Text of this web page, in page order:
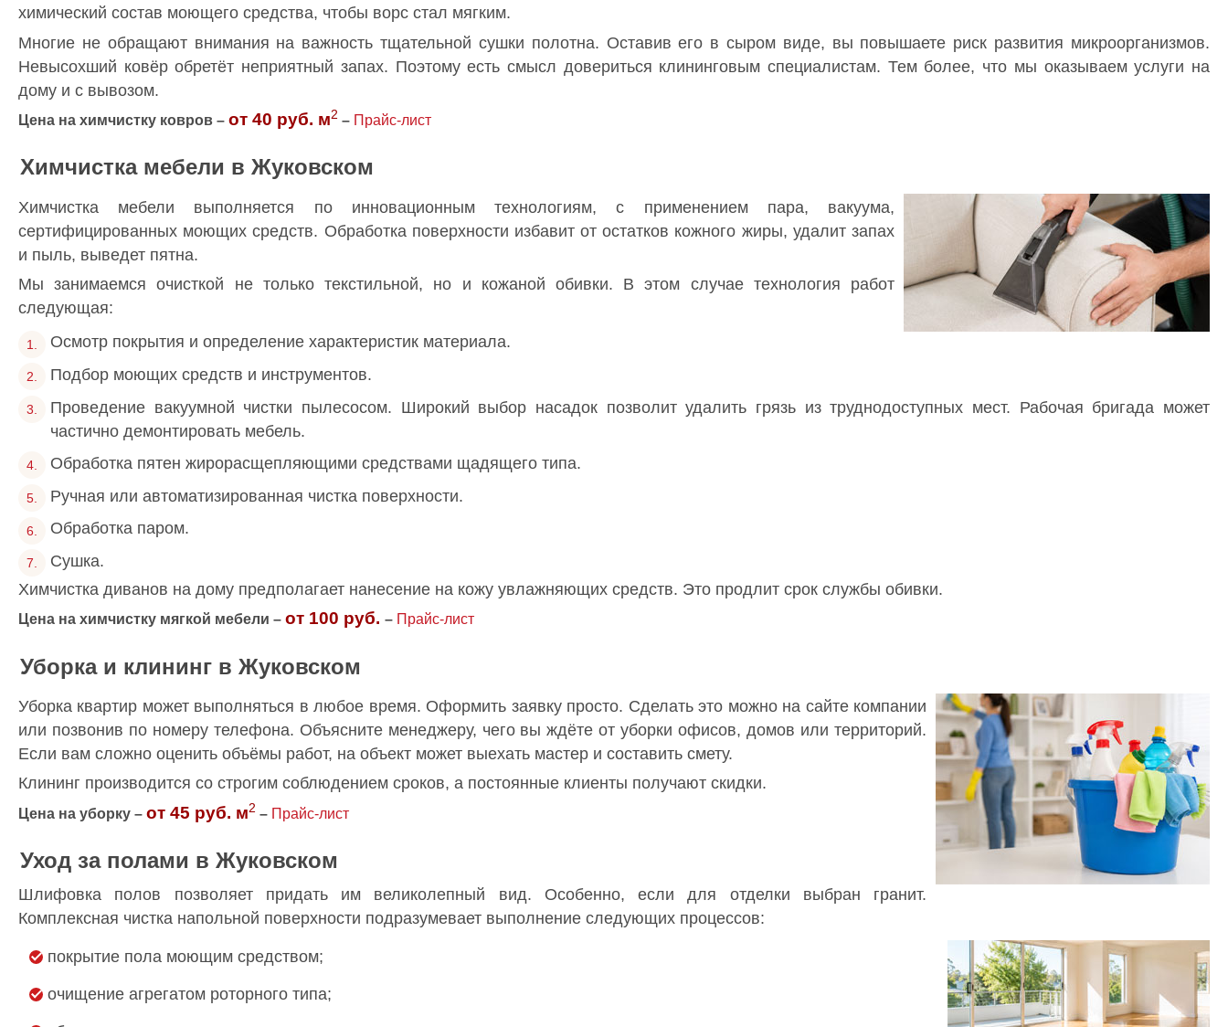
химический состав моющего средства, чтобы ворс стал мягким.
Многие не обращают внимания на важность тщательной сушки полотна. Оставив его в сыром виде, вы повышаете риск развития микроорганизмов.
Невысохший ковёр обретёт неприятный запах. Поэтому есть смысл довериться клининговым специалистам. Тем более, что мы оказываем услуги на
дому и с вывозом.
Цена на химчистку ковров – от 40 руб. м2 – Прайс-лист
Химчистка мебели в Жуковском
Химчистка мебели выполняется по инновационным технологиям, с применением пара, вакуума,
сертифицированных моющих средств. Обработка поверхности избавит от остатков кожного жиры, удалит запах
и пыль, выведет пятна.
Мы занимаемся очисткой не только текстильной, но и кожаной обивки. В этом случае технология работ
следующая:
Осмотр покрытия и определение характеристик материала.
Подбор моющих средств и инструментов.
Проведение вакуумной чистки пылесосом. Широкий выбор насадок позволит удалить грязь из труднодоступных мест. Рабочая бригада может
частично демонтировать мебель.
Обработка пятен жирорасщепляющими средствами щадящего типа.
Ручная или автоматизированная чистка поверхности.
Обработка паром.
Сушка.
Химчистка диванов на дому предполагает нанесение на кожу увлажняющих средств. Это продлит срок службы обивки.
Цена на химчистку мягкой мебели – от 100 руб. – Прайс-лист
Уборка и клининг в Жуковском
Уборка квартир может выполняться в любое время. Оформить заявку просто. Сделать это можно на сайте компании
или позвонив по номеру телефона. Объясните менеджеру, чего вы ждёте от уборки офисов, домов или территорий.
Если вам сложно оценить объёмы работ, на объект может выехать мастер и составить смету.
Клининг производится со строгим соблюдением сроков, а постоянные клиенты получают скидки.
Цена на уборку – от 45 руб. м2 – Прайс-лист
Уход за полами в Жуковском
Шлифовка полов позволяет придать им великолепный вид. Особенно, если для отделки выбран гранит.
Комплексная чистка напольной поверхности подразумевает выполнение следующих процессов:
покрытие пола моющим средством;
очищение агрегатом роторного типа;